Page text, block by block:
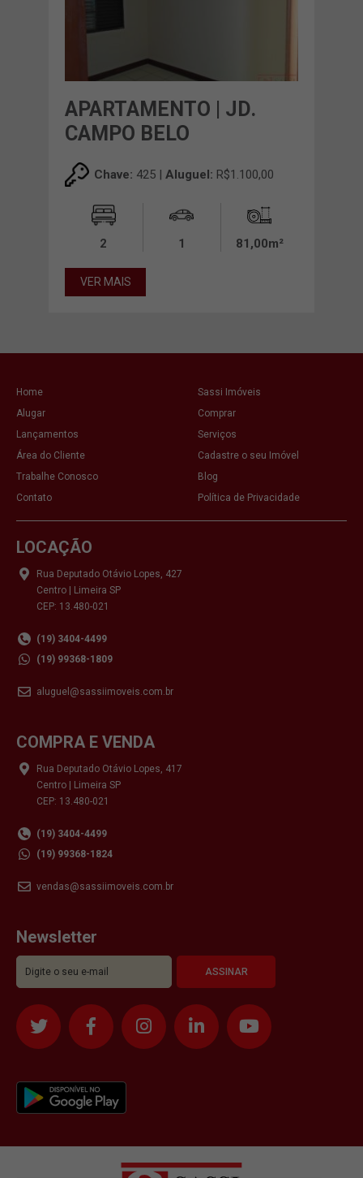
APARTAMENTO | JD.
CAMPO BELO
Chave: 425 | Aluguel: R$1.100,00
2 1 81,00m²
VER MAIS
Home
Sassi Imóveis
Alugar
Comprar
Lançamentos
Serviços
Área do Cliente
Cadastre o seu Imóvel
Trabalhe Conosco
Blog
Contato
Política de Privacidade
LOCAÇÃO
Rua Deputado Otávio Lopes, 427
Centro | Limeira SP
CEP: 13.480-021
(19) 3404-4499
(19) 99368-1809
aluguel@sassiimoveis.com.br
COMPRA E VENDA
Rua Deputado Otávio Lopes, 417
Centro | Limeira SP
CEP: 13.480-021
(19) 3404-4499
(19) 99368-1824
vendas@sassiimoveis.com.br
Newsletter